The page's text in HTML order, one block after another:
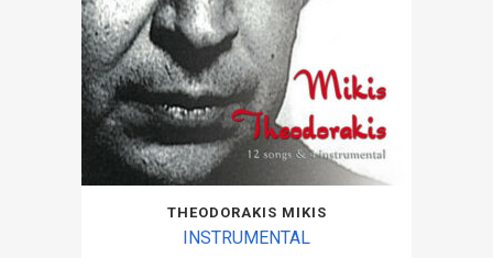
THEODORAKIS MIKIS
INSTRUMENTAL